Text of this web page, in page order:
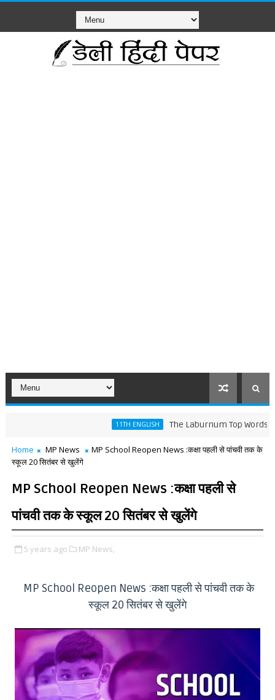
11TH ENGLISH The Laburnum Top Words
Home MP News
MP School Reopen News :कक्षा पहली से पांचवी तक के
स्कूल 20 सितंबर से खुलेंगे
MP School Reopen News :कक्षा पहली से
पांचवी तक के स्कूल 20 सितंबर से खुलेंगे
5 years ago MP News,
MP School Reopen News :कक्षा पहली से पांचवी तक के
स्कूल 20 सितंबर से खुलेंगे